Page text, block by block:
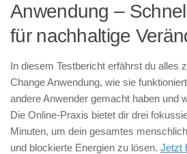
Anwendung –
für nachhaltige
In diesem Testbericht erfährst du alles
Change Anwendung, wie sie
andere Anwender gemacht haben und
Die Online-Praxis bietet dir drei
Minuten, um dein gesamtes
und blockierte Energien zu lösen. Jetzt